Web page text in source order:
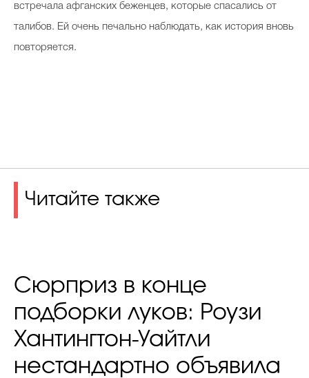
встречала афганских беженцев, которые спасались от
талибов. Ей очень печально наблюдать, как история вновь
повторяется.
Читайте также
Сюрприз в конце
подборки луков: Роузи
Хантингтон-Уайтли
нестандартно объявила